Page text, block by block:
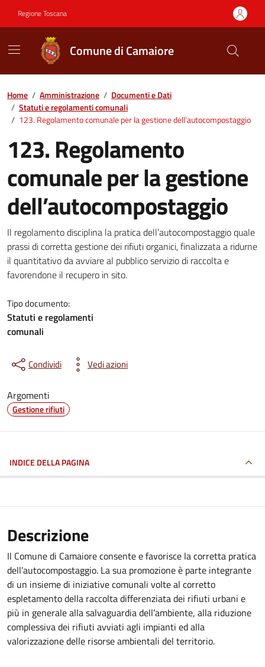
Regione Toscana
Comune di Camaiore
Contenuti in evidenza
Home / Amministrazione / Documenti e Dati
/ Statuti e regolamenti comunali
/ 123. Regolamento comunale per la gestione dell’autocompostaggio
123. Regolamento
comunale per la gestione
dell’autocompostaggio
Dettagli del documento
Il regolamento disciplina la pratica dell’autocompostaggio quale
prassi di corretta gestione dei rifiuti organici, finalizzata a ridurne
il quantitativo da avviare al pubblico servizio di raccolta e
favorendone il recupero in sito.
Tipo documento:
Statuti e regolamenti
comunali
Condividi Vedi azioni
Argomenti
Gestione rifiuti
INDICE DELLA PAGINA
Descrizione
Il Comune di Camaiore consente e favorisce la corretta pratica
dell’autocompostaggio. La sua promozione è parte integrante
di un insieme di iniziative comunali volte al corretto
espletamento della raccolta differenziata dei rifiuti urbani e
più in generale alla salvaguardia dell’ambiente, alla riduzione
complessiva dei rifiuti avviati agli impianti ed alla
valorizzazione delle risorse ambientali del territorio.